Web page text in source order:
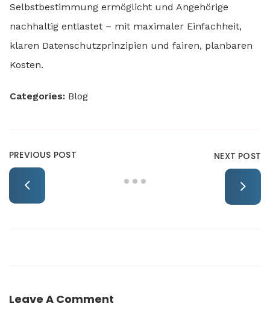
Selbstbestimmung ermöglicht und Angehörige
nachhaltig entlastet – mit maximaler Einfachheit,
klaren Datenschutzprinzipien und fairen, planbaren
Kosten.
Categories: Blog
PREVIOUS POST NEXT POST
Leave A Comment